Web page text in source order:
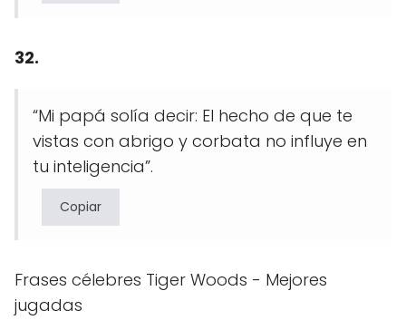
32.
“Mi papá solía decir: El hecho de que te
vistas con abrigo y corbata no influye en
tu inteligencia”.
Copiar
Frases célebres Tiger Woods - Mejores
jugadas